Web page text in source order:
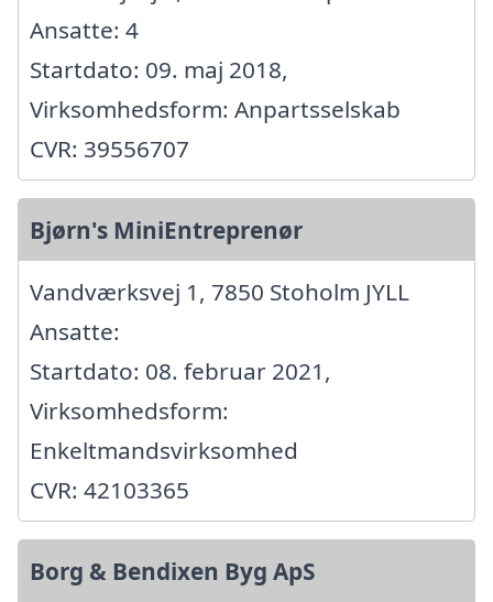
Ansatte: 4
Startdato: 09. maj 2018,
Virksomhedsform: Anpartsselskab
CVR: 39556707
Bjørn's MiniEntreprenør
Vandværksvej 1, 7850 Stoholm JYLL
Ansatte:
Startdato: 08. februar 2021,
Virksomhedsform:
Enkeltmandsvirksomhed
CVR: 42103365
Borg & Bendixen Byg ApS